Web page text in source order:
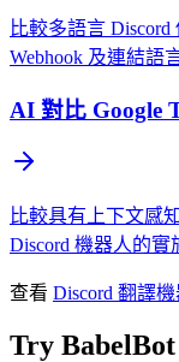
比較多語言
Webhook 及連結語
AI 對比 Google
比較具有上下文感
Discord 機器人的實
查看 Discord 翻譯
Try